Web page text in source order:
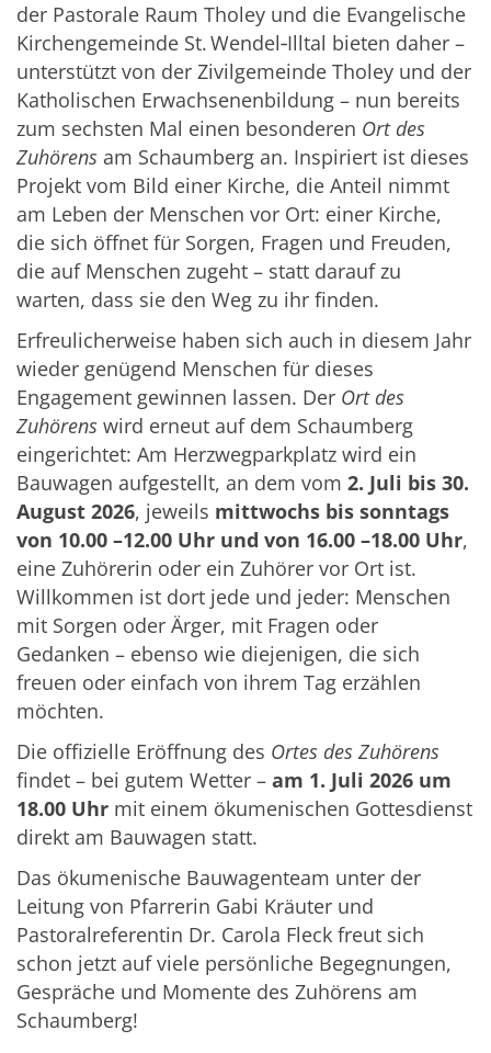
der Pastorale Raum Tholey und die Evangelische
Kirchengemeinde St. Wendel‑Illtal bieten daher –
unterstützt von der Zivilgemeinde Tholey und der
Katholischen Erwachsenenbildung – nun bereits
zum sechsten Mal einen besonderen Ort des
Zuhörens am Schaumberg an. Inspiriert ist dieses
Projekt vom Bild einer Kirche, die Anteil nimmt
am Leben der Menschen vor Ort: einer Kirche,
die sich öffnet für Sorgen, Fragen und Freuden,
die auf Menschen zugeht – statt darauf zu
warten, dass sie den Weg zu ihr finden.
Erfreulicherweise haben sich auch in diesem Jahr
wieder genügend Menschen für dieses
Engagement gewinnen lassen. Der Ort des
Zuhörens wird erneut auf dem Schaumberg
eingerichtet: Am Herzwegparkplatz wird ein
Bauwagen aufgestellt, an dem vom 2. Juli bis 30.
August 2026, jeweils mittwochs bis sonntags
von 10.00 –12.00 Uhr und von 16.00 –18.00 Uhr,
eine Zuhörerin oder ein Zuhörer vor Ort ist.
Willkommen ist dort jede und jeder: Menschen
mit Sorgen oder Ärger, mit Fragen oder
Gedanken – ebenso wie diejenigen, die sich
freuen oder einfach von ihrem Tag erzählen
möchten.
Die offizielle Eröffnung des Ortes des Zuhörens
findet – bei gutem Wetter – am 1. Juli 2026 um
18.00 Uhr mit einem ökumenischen Gottesdienst
direkt am Bauwagen statt.
Das ökumenische Bauwagenteam unter der
Leitung von Pfarrerin Gabi Kräuter und
Pastoralreferentin Dr. Carola Fleck freut sich
schon jetzt auf viele persönliche Begegnungen,
Gespräche und Momente des Zuhörens am
Schaumberg!